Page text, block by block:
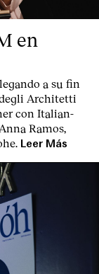
en
a su fin
degli Architetti
con Italian-
Ramos,
Leer Más